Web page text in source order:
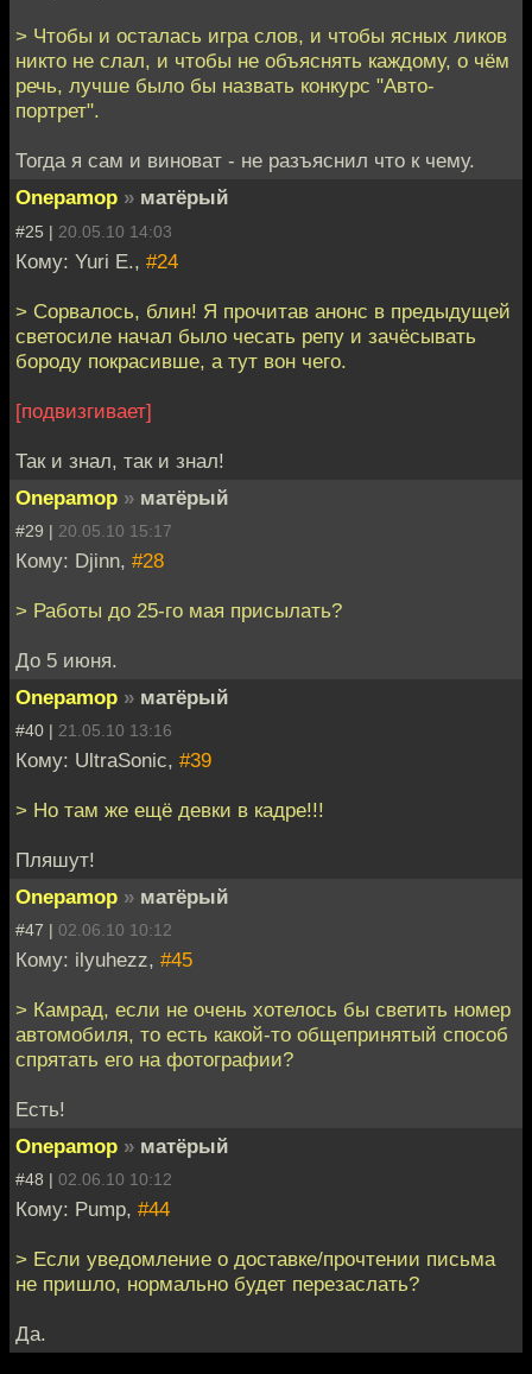
> Чтобы и осталась игра слов, и чтобы ясных ликов
никто не слал, и чтобы не объяснять каждому, о чём
речь, лучше было бы назвать конкурс "Авто-
портрет".
Тогда я сам и виноват - не разъяснил что к чему.
Onepamop » матёрый
#25 | 20.05.10 14:03
Кому: Yuri E., #24
> Сорвалось, блин! Я прочитав анонс в предыдущей
светосиле начал было чесать репу и зачёсывать
бороду покрасивше, а тут вон чего.
[подвизгивает]
Так и знал, так и знал!
Onepamop » матёрый
#29 | 20.05.10 15:17
Кому: Djinn, #28
> Работы до 25-го мая присылать?
До 5 июня.
Onepamop » матёрый
#40 | 21.05.10 13:16
Кому: UltraSonic, #39
> Но там же ещё девки в кадре!!!
Пляшут!
Onepamop » матёрый
#47 | 02.06.10 10:12
Кому: ilyuhezz, #45
> Камрад, если не очень хотелось бы светить номер
автомобиля, то есть какой-то общепринятый способ
спрятать его на фотографии?
Есть!
Onepamop » матёрый
#48 | 02.06.10 10:12
Кому: Pump, #44
> Если уведомление о доставке/прочтении письма
не пришло, нормально будет перезаслать?
Да.